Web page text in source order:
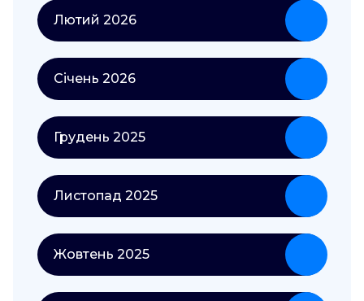
Лютий 2026
Січень 2026
Грудень 2025
Листопад 2025
Жовтень 2025